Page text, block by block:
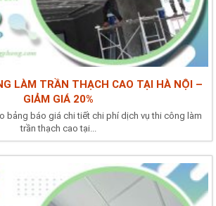
LÀM TRẦN THẠCH CAO TẠI HÀ NỘI –
GIẢM GIÁ 20%
bảng báo giá chi tiết chi phí dịch vụ thi công làm
trần thạch cao tại...